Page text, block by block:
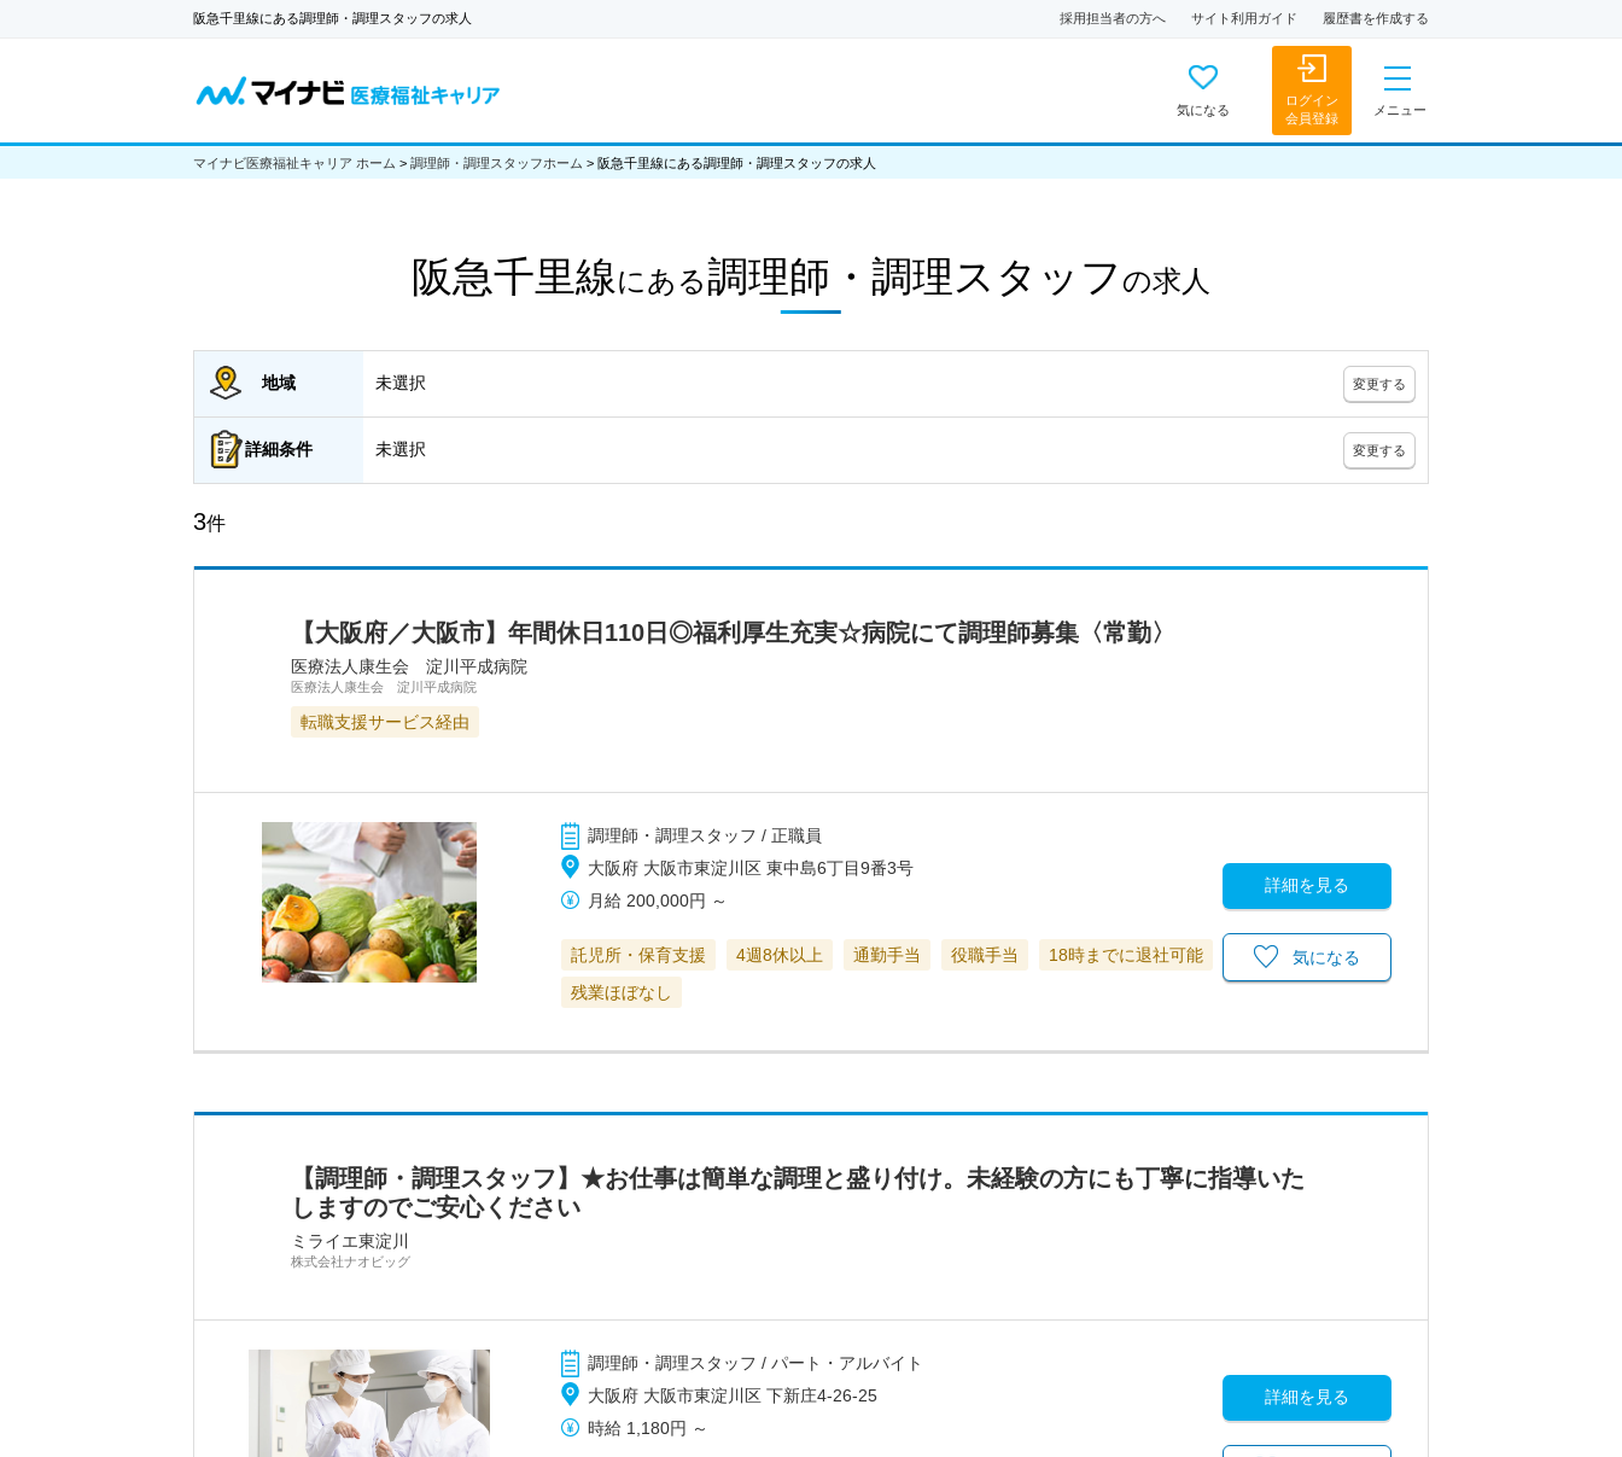
阪急千里線にある調理師・調理スタッフの求人 採用担当者の方へ サイト利用ガイド 履歴書を作成する
気になる
ログイン
会員登録
メニュー
マイナビ医療福祉キャリア ホーム > 調理師・調理スタッフホーム > 阪急千里線にある調理師・調理スタッフの求人
阪急千里線にある調理師・調理スタッフ の求人
地域 未選択 変更する
詳細条件 未選択 変更する
3件
【大阪府／大阪市】年間休日110日◎福利厚生充実☆病院にて調理師募集〈常勤〉
医療法人康生会 淀川平成病院
医療法人康生会 淀川平成病院
転職支援サービス経由
調理師・調理スタッフ / 正職員
大阪府 大阪市東淀川区 東中島6丁目9番3号
月給 200,000円 ～
託児所・保育支援 4週8休以上 通勤手当 役職手当
18時までに退社可能
残業ほぼなし
詳細を見る
気になる
【調理師・調理スタッフ】★お仕事は簡単な調理と盛り付け。未経験の方にも丁寧に指導いた
しますのでご安心ください
ミライエ東淀川
株式会社ナオビッグ
調理師・調理スタッフ / パート・アルバイト
大阪府 大阪市東淀川区 下新庄4-26-25
時給 1,180円 ～
詳細を見る